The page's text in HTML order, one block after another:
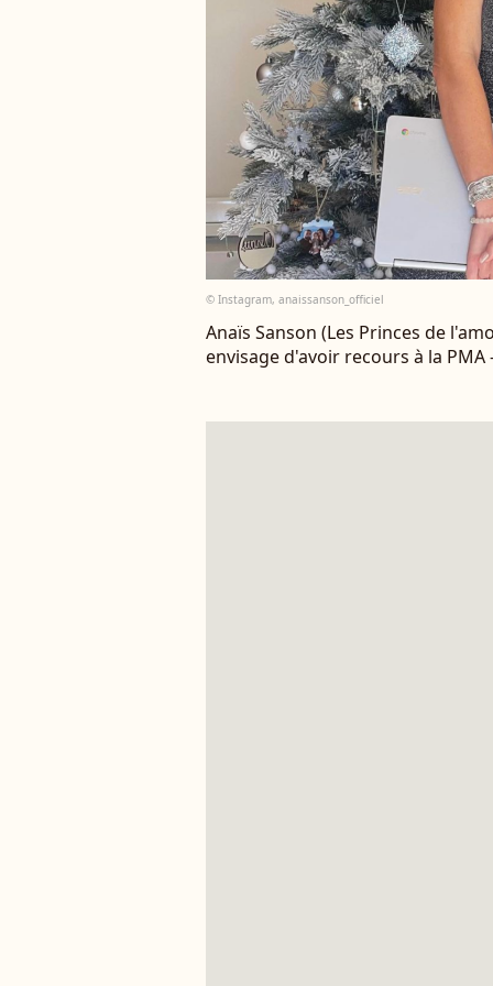
© Instagram, anaissanson_officiel
Anaïs Sanson (Les Princes de
envisage d'avoir recours à la